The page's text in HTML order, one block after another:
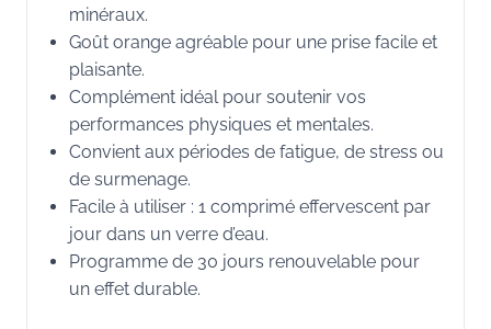
minéraux.
Goût orange agréable pour une prise facile et
plaisante.
Complément idéal pour soutenir vos
performances physiques et mentales.
Convient aux périodes de fatigue, de stress ou
de surmenage.
Facile à utiliser : 1 comprimé effervescent par
jour dans un verre d’eau.
Programme de 30 jours renouvelable pour
un effet durable.